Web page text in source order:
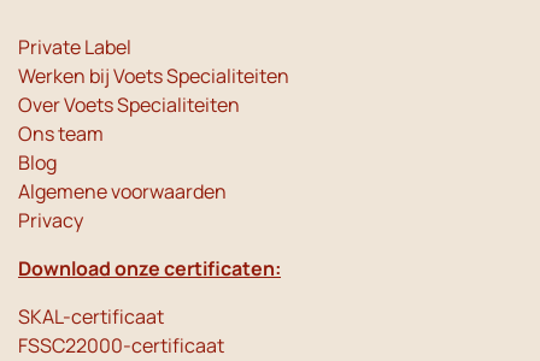
Private Label
Werken bij Voets Specialiteiten
Over Voets Specialiteiten
Ons team
Blog
Algemene voorwaarden
Privacy
Download onze certificaten:
SKAL-certificaat
FSSC22000-certificaat